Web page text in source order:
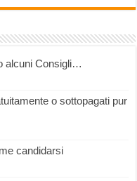
alcuni Consigli…
o sottopagati pur
candidarsi